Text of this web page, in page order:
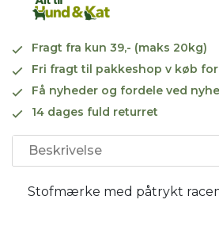
Fragt fra kun 39,- (maks 20kg)
Fri fragt til pakkeshop v køb for
Få nyheder og fordele ved
14 dages fuld returret
Beskrivelse
Stofmærke med påtrykt